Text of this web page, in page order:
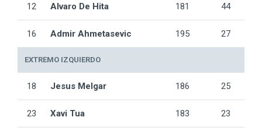
12 Alvaro De Hita 181 44
16 Admir Ahmetasevic 195 27
EXTREMO IZQUIERDO
18 Jesus Melgar 186 25
23 Xavi Tua 183 23